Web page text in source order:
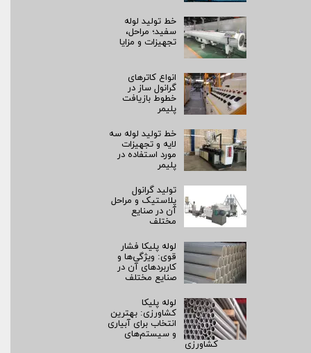
خط تولید لوله
سفید؛ مراحل،
تجهیزات و مزایا
انواع کاترهای
گرانول ساز در
خطوط بازیافت
پلیمر
خط تولید لوله سه
لایه و تجهیزات
مورد استفاده در
پلیمر
تولید گرانول
پلاستیک و مراحل
آن در صنایع
مختلف
لوله پلیکا فشار
قوی: ویژگی‌ها و
کاربردهای آن در
صنایع مختلف
لوله پلیکا
کشاورزی: بهترین
انتخاب برای آبیاری
و سیستم‌های
کشاورزی